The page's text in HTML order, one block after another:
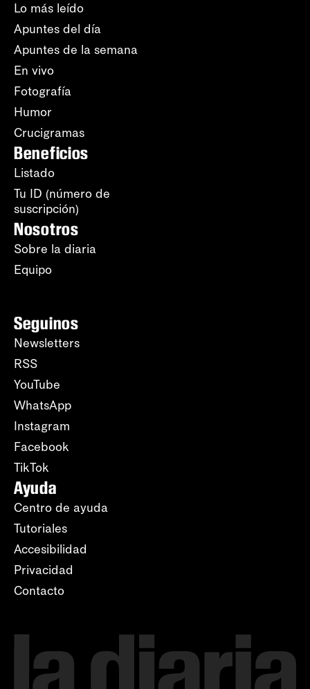
Lo más leído
Apuntes del día
Apuntes de la semana
En vivo
Fotografía
Humor
Crucigramas
Beneficios
Listado
Tu ID (número de
suscripción)
Nosotros
Sobre la diaria
Equipo
Seguinos
Newsletters
RSS
YouTube
WhatsApp
Instagram
Facebook
TikTok
Ayuda
Centro de ayuda
Tutoriales
Accesibilidad
Privacidad
Contacto